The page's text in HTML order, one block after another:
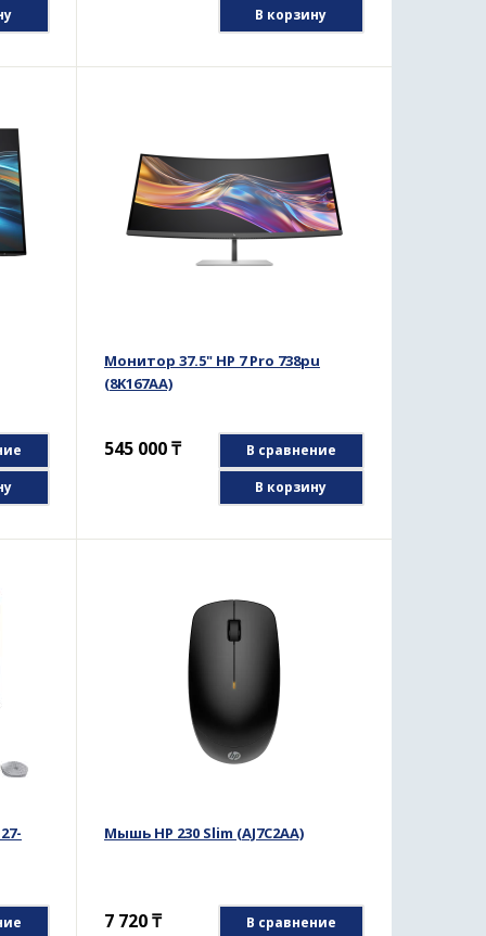
В корзину
Монитор 37.5" HP 7 Pro 738pu
(8K167AA)
545 000₸
В сравнение
В корзину
Мышь HP 230 Slim (AJ7C2AA)
7 720₸ В сравнение